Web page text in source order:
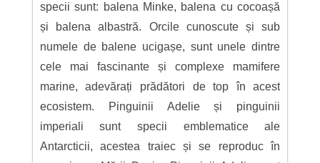
specii sunt: balena Minke, balena cu cocoașă
și balena albastră. Orcile cunoscute și sub
numele de balene ucigașe, sunt unele dintre
cele mai fascinante și complexe mamifere
marine, adevărați prădători de top în acest
ecosistem. Pinguinii Adelie și pinguinii
imperiali sunt specii emblematice ale
Antarcticii, acestea traiec și se reproduc în